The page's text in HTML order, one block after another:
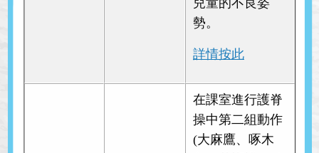
勢。
詳情按此
在課室進行護脊
操中第二組動作
(大麻鷹、啄木